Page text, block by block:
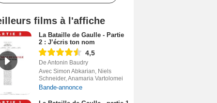
films à l'affiche
La Bataille de Gaulle - Partie
2 : J’écris ton nom
4,5
De Antonin Baudry
Avec Simon Abkarian, Niels
Schneider, Anamaria Vartolomei
Bande-annonce